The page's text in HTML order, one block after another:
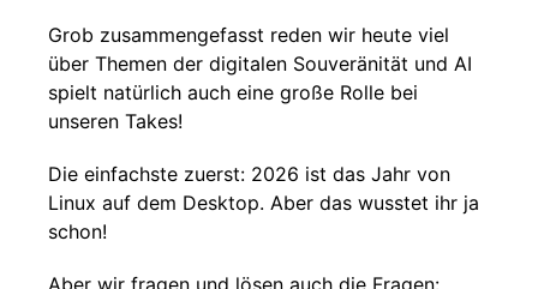
Grob zusammengefasst reden wir heute viel
über Themen der digitalen Souveränität und AI
spielt natürlich auch eine große Rolle bei
unseren Takes!
Die einfachste zuerst: 2026 ist das Jahr von
Linux auf dem Desktop. Aber das wusstet ihr ja
schon!
Aber wir fragen und lösen auch die Fragen: